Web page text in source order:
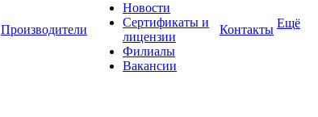
Производители
Новости
Сертификаты и
лицензии
Филиалы
Вакансии
Контакты Ещё